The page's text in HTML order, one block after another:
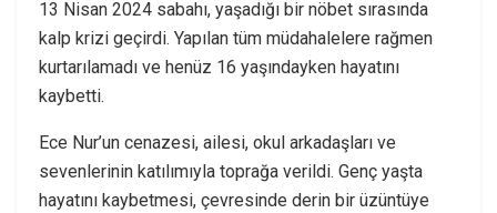
13 Nisan 2024 sabahı, yaşadığı bir nöbet sırasında
kalp krizi geçirdi. Yapılan tüm müdahalelere rağmen
kurtarılamadı ve henüz 16 yaşındayken hayatını
kaybetti.
Ece Nur’un cenazesi, ailesi, okul arkadaşları ve
sevenlerinin katılımıyla toprağa verildi. Genç yaşta
hayatını kaybetmesi, çevresinde derin bir üzüntüye